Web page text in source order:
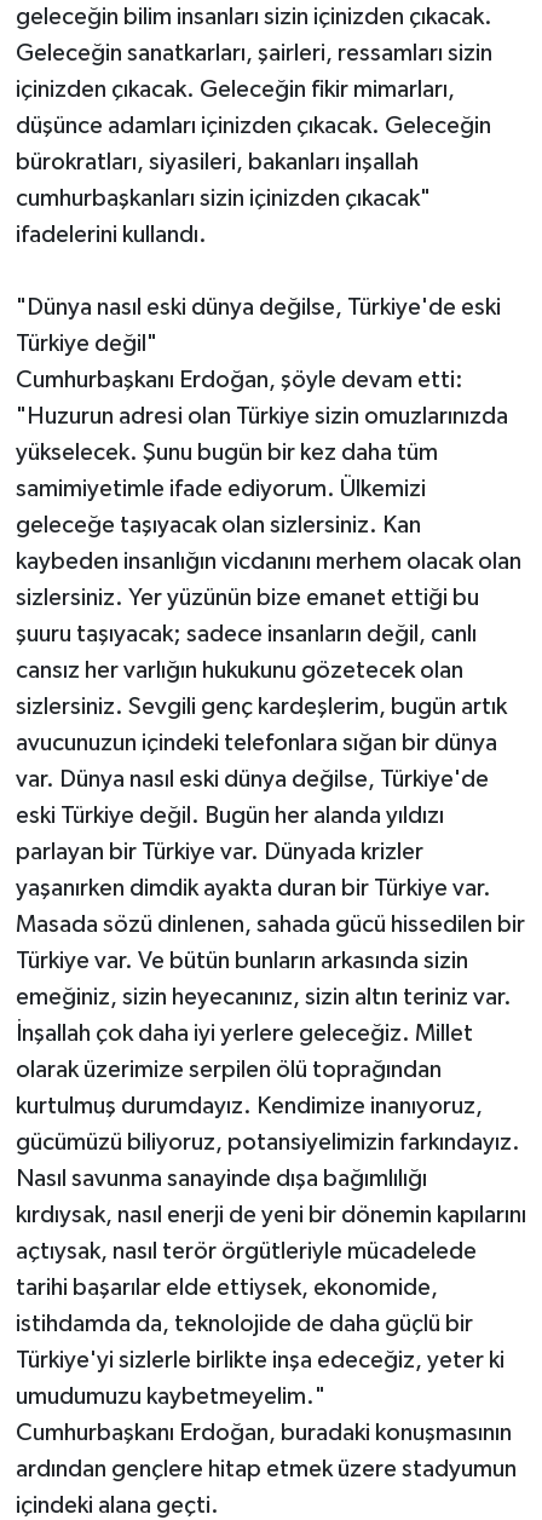
geleceğin bilim insanları sizin içinizden çıkacak.
Geleceğin sanatkarları, şairleri, ressamları sizin
içinizden çıkacak. Geleceğin fikir mimarları,
düşünce adamları içinizden çıkacak. Geleceğin
bürokratları, siyasileri, bakanları inşallah
cumhurbaşkanları sizin içinizden çıkacak"
ifadelerini kullandı.
"Dünya nasıl eski dünya değilse, Türkiye'de eski
Türkiye değil"
Cumhurbaşkanı Erdoğan, şöyle devam etti:
"Huzurun adresi olan Türkiye sizin omuzlarınızda
yükselecek. Şunu bugün bir kez daha tüm
samimiyetimle ifade ediyorum. Ülkemizi
geleceğe taşıyacak olan sizlersiniz. Kan
kaybeden insanlığın vicdanını merhem olacak olan
sizlersiniz. Yer yüzünün bize emanet ettiği bu
şuuru taşıyacak; sadece insanların değil, canlı
cansız her varlığın hukukunu gözetecek olan
sizlersiniz. Sevgili genç kardeşlerim, bugün artık
avucunuzun içindeki telefonlara sığan bir dünya
var. Dünya nasıl eski dünya değilse, Türkiye'de
eski Türkiye değil. Bugün her alanda yıldızı
parlayan bir Türkiye var. Dünyada krizler
yaşanırken dimdik ayakta duran bir Türkiye var.
Masada sözü dinlenen, sahada gücü hissedilen bir
Türkiye var. Ve bütün bunların arkasında sizin
emeğiniz, sizin heyecanınız, sizin altın teriniz var.
İnşallah çok daha iyi yerlere geleceğiz. Millet
olarak üzerimize serpilen ölü toprağından
kurtulmuş durumdayız. Kendimize inanıyoruz,
gücümüzü biliyoruz, potansiyelimizin farkındayız.
Nasıl savunma sanayinde dışa bağımlılığı
kırdıysak, nasıl enerji de yeni bir dönemin kapılarını
açtıysak, nasıl terör örgütleriyle mücadelede
tarihi başarılar elde ettiysek, ekonomide,
istihdamda da, teknolojide de daha güçlü bir
Türkiye'yi sizlerle birlikte inşa edeceğiz, yeter ki
umudumuzu kaybetmeyelim."
Cumhurbaşkanı Erdoğan, buradaki konuşmasının
ardından gençlere hitap etmek üzere stadyumun
içindeki alana geçti.